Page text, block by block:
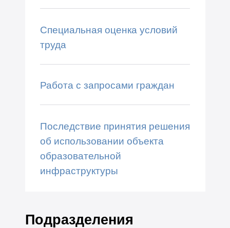
Специальная оценка условий
труда
Работа с запросами граждан
Последствие принятия решения
об использовании объекта
образовательной
инфраструктуры
Подразделения